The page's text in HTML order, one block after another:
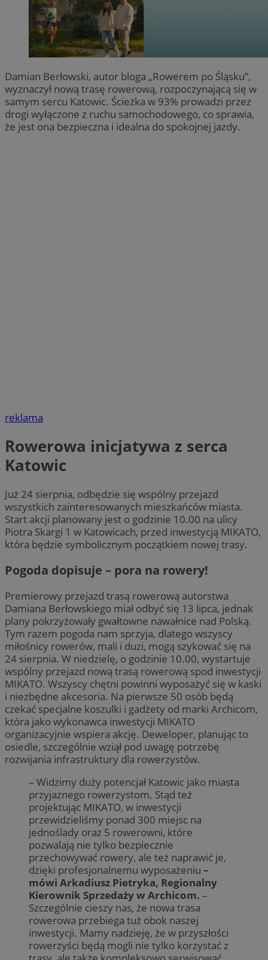
Damian Berłowski, autor bloga „Rowerem po Śląsku”,
wyznaczył nową trasę rowerową, rozpoczynającą się w
samym sercu Katowic. Ścieżka w 93% prowadzi przez
drogi wyłączone z ruchu samochodowego, co sprawia,
że jest ona bezpieczna i idealna do spokojnej jazdy.
reklama
Rowerowa inicjatywa z serca
Katowic
Już 24 sierpnia, odbędzie się wspólny przejazd
wszystkich zainteresowanych mieszkańców miasta.
Start akcji planowany jest o godzinie 10.00 na ulicy
Piotra Skargi 1 w Katowicach, przed inwestycją MIKATO,
która będzie symbolicznym początkiem nowej trasy.
Pogoda dopisuje – pora na rowery!
Premierowy przejazd trasą rowerową autorstwa
Damiana Berłowskiego miał odbyć się 13 lipca, jednak
plany pokrzyżowały gwałtowne nawałnice nad Polską.
Tym razem pogoda nam sprzyja, dlatego wszyscy
miłośnicy rowerów, mali i duzi, mogą szykować się na
24 sierpnia. W niedzielę, o godzinie 10.00, wystartuje
wspólny przejazd nową trasą rowerową spod inwestycji
MIKATO. Wszyscy chętni powinni wyposażyć się w kaski
i niezbędne akcesoria. Na pierwsze 50 osób będą
czekać specjalne koszulki i gadżety od marki Archicom,
która jako wykonawca inwestycji MIKATO
organizacyjnie wspiera akcję. Deweloper, planując to
osiedle, szczególnie wziął pod uwagę potrzebę
rozwijania infrastruktury dla rowerzystów.
– Widzimy duży potencjał Katowic jako miasta
przyjaznego rowerzystom. Stąd też
projektując MIKATO, w inwestycji
przewidzieliśmy ponad 300 miejsc na
jednoślady oraz 5 rowerowni, które
pozwalają nie tylko bezpiecznie
przechowywać rowery, ale też naprawić je,
dzięki profesjonalnemu wyposażeniu –
mówi Arkadiusz Pietryka, Regionalny
Kierownik Sprzedaży w Archicom. –
Szczególnie cieszy nas, że nowa trasa
rowerowa przebiega tuż obok naszej
inwestycji. Mamy nadzieję, że w przyszłości
rowerzyści będą mogli nie tylko korzystać z